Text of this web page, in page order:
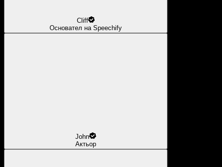
Cliff
Основател на Speechify
John
Актьор